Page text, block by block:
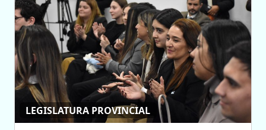
LEGISLATURA PROVINCIAL